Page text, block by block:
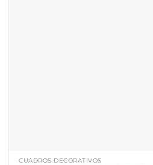
CUADROS DECORATIVOS